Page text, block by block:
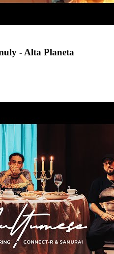
- Alta Planeta